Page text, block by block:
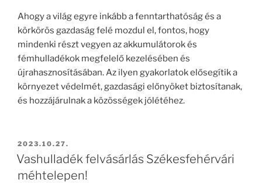
Ahogy a világ egyre inkább a fenntarthatóság és a
körkörös gazdaság felé mozdul el, fontos, hogy
mindenki részt vegyen az akkumulátorok és
fémhulladékok megfelelő kezelésében és
újrahasznosításában. Az ilyen gyakorlatok elősegítik a
környezet védelmét, gazdasági előnyöket biztosítanak,
és hozzájárulnak a közösségek jólétéhez.
BEKÜLDVE:
2023.10.27.
Vashulladék felvásárlás Székesfehérvári
méhtelepen!